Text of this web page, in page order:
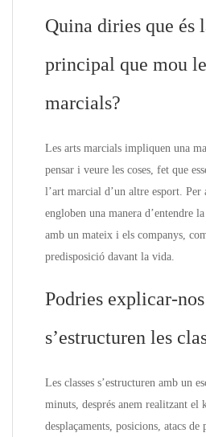
Quina diries que és
principal que mou
marcials?
Les arts marcials impliquen una
pensar i veure les coses, fet que
l’art marcial d’un altre esport. Per
engloben una manera d’entendre
amb un mateix i els companys,
predisposició davant la vida.
Podries explicar-
s’estructuren les
Les classes s’estructuren amb un
minuts, després anem realitzant el
desplaçaments, posicions, atacs